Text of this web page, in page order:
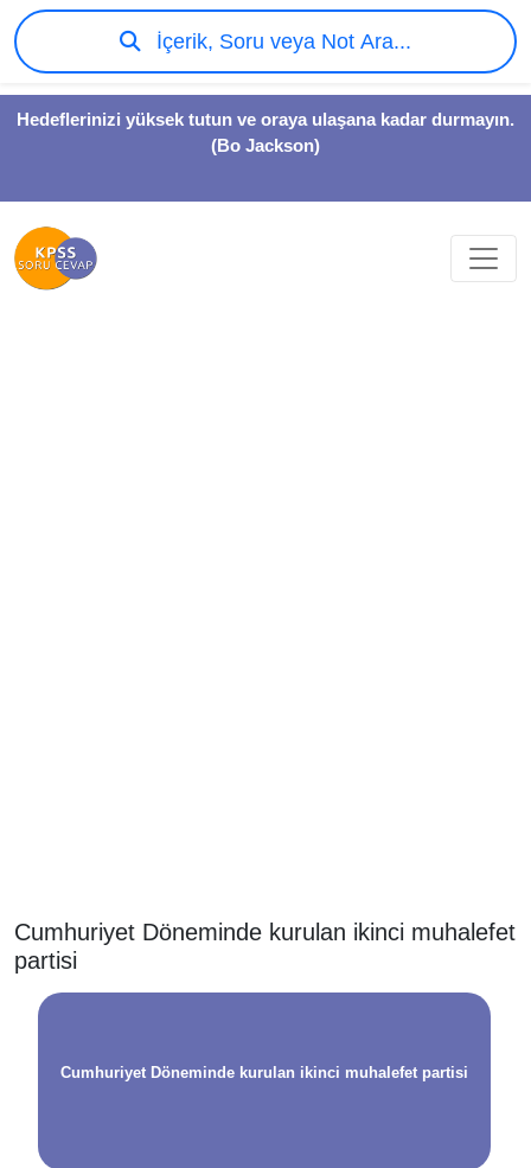
Hedeflerinizi yüksek tutun ve oraya ulaşana kadar durmayın.
(Bo Jackson)
İçerik, Soru veya Not Ara...
Cumhuriyet Döneminde kurulan ikinci muhalefet
partisi
Cumhuriyet Döneminde kurulan ikinci muhalefet partisi